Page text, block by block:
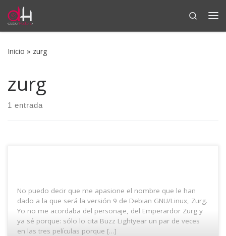
Saltar al contenido
Search
Inicio » zurg
zurg
1 entrada
No puedo decir que me apasione el nombre que le han
dado a la que será la versión 9 de Debian GNU/Linux, Zurg.
Yo no me acordaba del personaje, del Emperardor Zurg y
ya sé porque: sólo lo cita Buzz Lightyear un par de veces
en las tres películas porque […]